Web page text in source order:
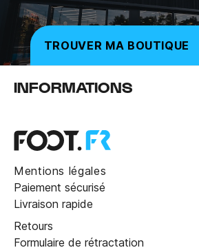
TROUVER MA BOUTIQUE
INFORMATIONS
Mentions légales
Paiement sécurisé
Livraison rapide
Retours
Formulaire de rétractation